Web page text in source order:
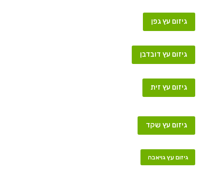
גיזום עץ גפן
גיזום עץ דובדבן
גיזום עץ זית
גיזום עץ שקד
גיזום עץ גויאבה